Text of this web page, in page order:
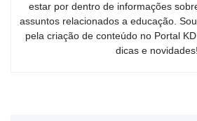
estar por dentro de informações
assuntos relacionados a educação.
pela criação de conteúdo no Portal
dicas e novidades!